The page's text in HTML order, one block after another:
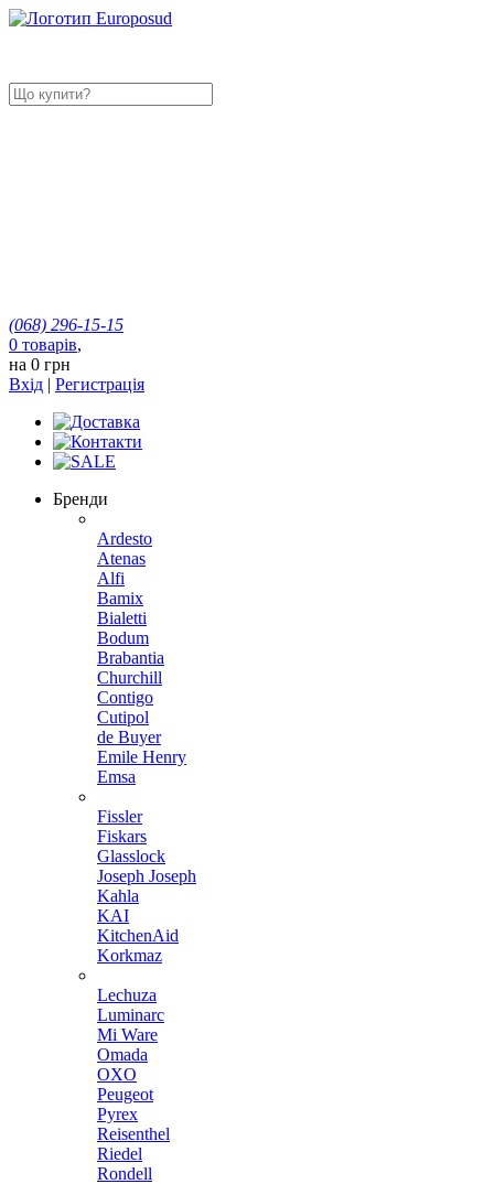
(068) 296-15-15
0 товарів,
на 0 грн
Вхід | Регистрація
Бренди
Ardesto
Atenas
Alfi
Bamix
Bialetti
Bodum
Brabantia
Churchill
Contigo
Cutipol
de Buyer
Emile Henry
Emsa
Fissler
Fiskars
Glasslock
Joseph Joseph
Kahla
KAI
KitchenAid
Korkmaz
Lechuza
Luminarc
Mi Ware
Omada
OXO
Peugeot
Pyrex
Reisenthel
Riedel
Rondell